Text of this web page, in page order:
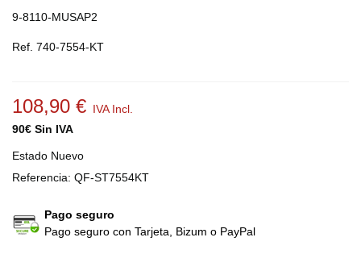
9-8110-MUSAP2
Ref. 740-7554-KT
108,90 € IVA Incl.
90€ Sin IVA
Estado Nuevo
Referencia: QF-ST7554KT
Pago seguro
Pago seguro con Tarjeta, Bizum o PayPal